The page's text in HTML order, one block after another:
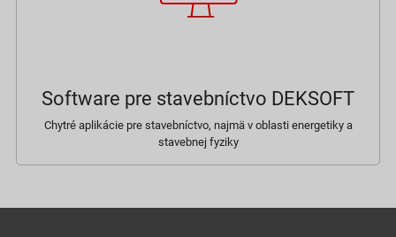
Software pre stavebníctvo DEKSOFT
Chytré aplikácie pre stavebníctvo, najmä v oblasti energetiky a
stavebnej fyziky